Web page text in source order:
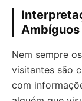
Ambíguos
Nem sempre
visitantes são
com